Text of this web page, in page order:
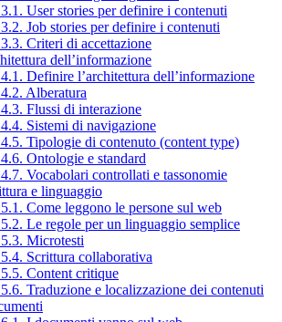
User stories per definire i contenuti
Job stories per definire i contenuti
Criteri di accettazione
dell’informazione
Definire l’architettura dell’informazione
Alberatura
Flussi di interazione
Sistemi di navigazione
Tipologie di contenuto (content type)
Ontologie e standard
Vocabolari controllati e tassonomie
e linguaggio
Come leggono le persone sul web
Le regole per un linguaggio semplice
Microtesti
Scrittura collaborativa
Content critique
Traduzione e localizzazione dei contenuti